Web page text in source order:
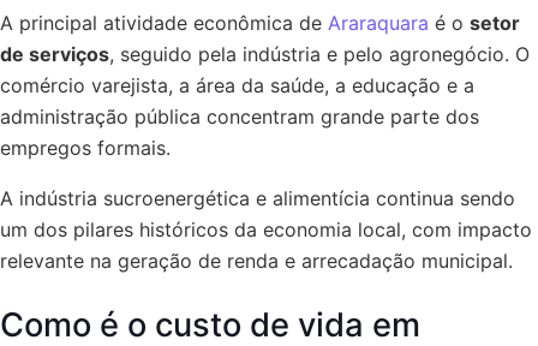
A principal atividade econômica de Araraquara é o setor
de serviços, seguido pela indústria e pelo agronegócio. O
comércio varejista, a área da saúde, a educação e a
administração pública concentram grande parte dos
empregos formais.
A indústria sucroenergética e alimentícia continua sendo
um dos pilares históricos da economia local, com impacto
relevante na geração de renda e arrecadação municipal.
Como é o custo de vida em